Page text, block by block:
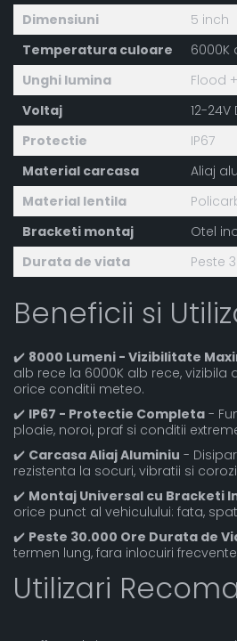
Dimensiuni
5 inch
Temperatura culoare
6000K
Unghi lumina
Flood
Voltaj
12-24V
Protectie
IP67
Material carcasa
Aliaj
Material lentila
Bracketi montaj
Otel
Durata de viata
Peste
Beneficii si
✔️ 8000 Lumeni - Vizibilitate
alb rece la 6000K alb rece, vizibila
orice conditii meteo.
✔️ IP67 - Protectie Completa -
ploaie, noroi, praf si conditii
✔️ Carcasa Aliaj Aluminiu -
rezistenta la socuri, vibratii si
✔️ Montaj Universal cu Bracketi
orice punct al vehiculului: fata,
✔️ Peste 30.000 Ore Durata de
termen lung, fara inlocuiri
Utilizari